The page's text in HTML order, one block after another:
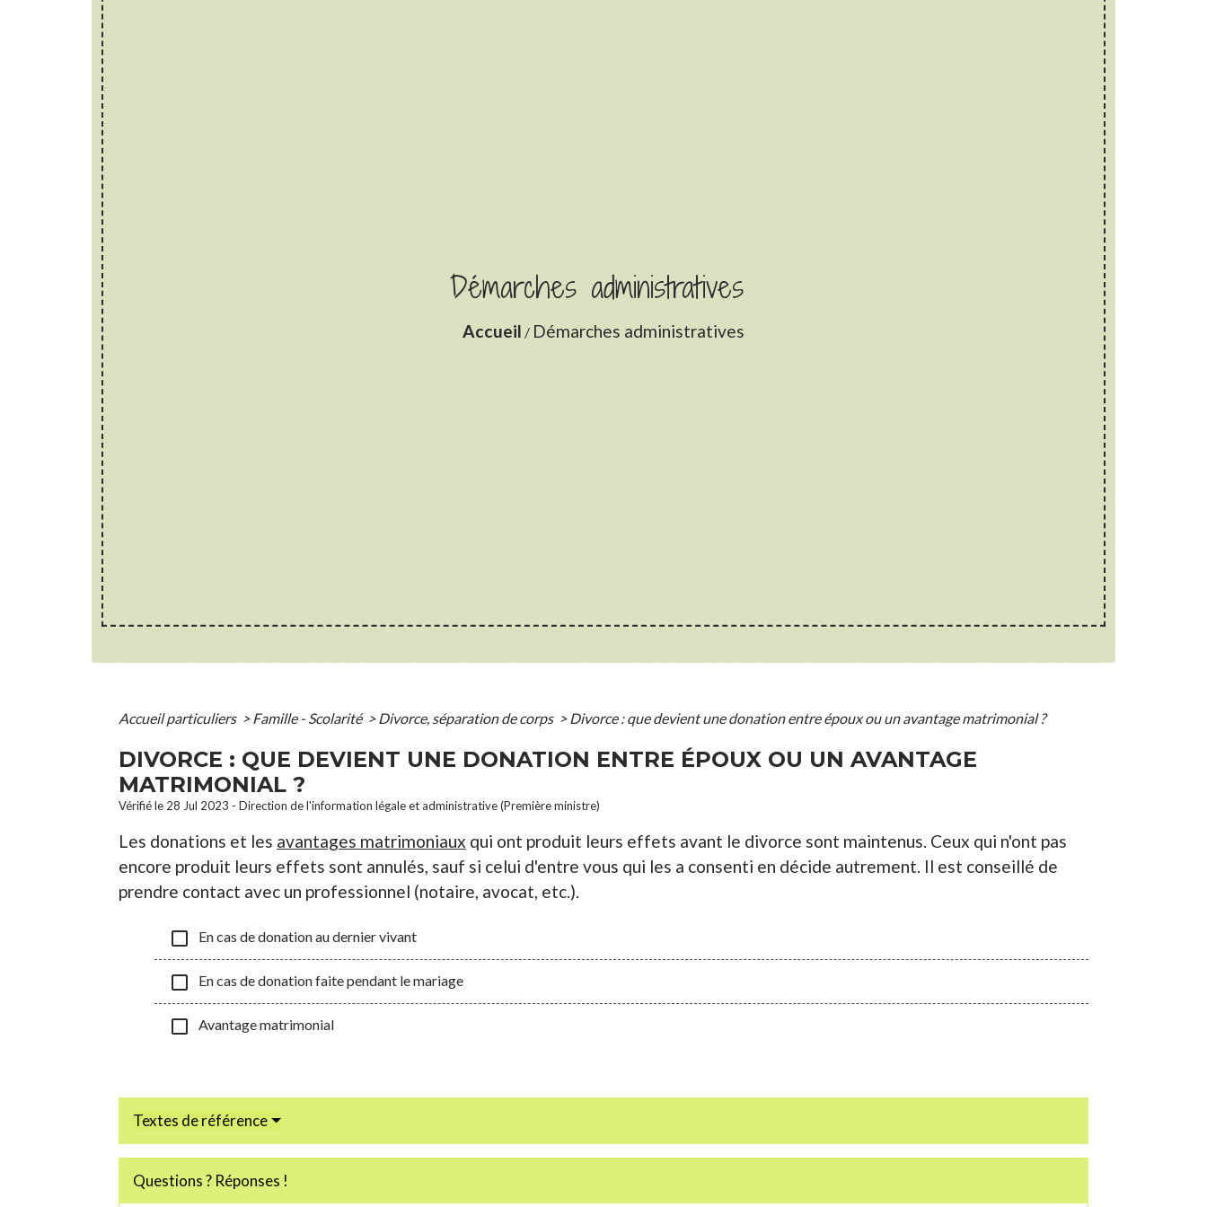
Démarches administratives
Accueil / Démarches administratives
Accueil particuliers > Famille - Scolarité > Divorce, séparation de corps > Divorce : que devient une donation entre époux ou un avantage matrimonial ?
DIVORCE : QUE DEVIENT UNE DONATION ENTRE ÉPOUX OU UN AVANTAGE
MATRIMONIAL ?
Vérifié le 28 Jul 2023 - Direction de l'information légale et administrative (Première ministre)
Les donations et les avantages matrimoniaux qui ont produit leurs effets avant le divorce sont maintenus. Ceux qui n'ont pas
encore produit leurs effets sont annulés, sauf si celui d'entre vous qui les a consenti en décide autrement. Il est conseillé de
prendre contact avec un professionnel (notaire, avocat, etc.).
check_box_outline_blank En cas de donation au dernier vivant
check_box_outline_blank En cas de donation faite pendant le mariage
check_box_outline_blank Avantage matrimonial
Textes de référence
Questions ? Réponses !